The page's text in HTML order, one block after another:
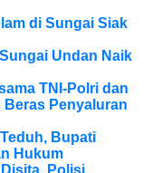
di Sungai Siak
Undan Naik
TNI-Polri dan
Beras Penyaluran
Bupati
Hukum